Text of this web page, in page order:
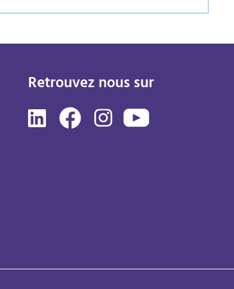
Retrouvez nous sur